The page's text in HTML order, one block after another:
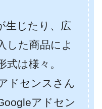
生じたり、広
した商品によ
は様々。
ドセンスさん
アドセン